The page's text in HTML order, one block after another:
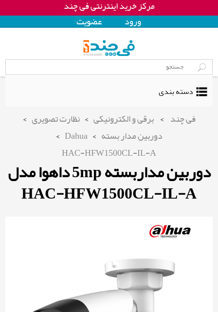
مرکز خرید اینترنتی فی چند
ورود
عضويت
دسته بندی
فی چند > برقی و الکترونیکی > نظارت تصویری >
دوربین مدار بسته >
Dahua
>
HAC-HFW1500CL-IL-A
دوربین مداربسته 5mp داهوا مدل
HAC-HFW1500CL-IL-A